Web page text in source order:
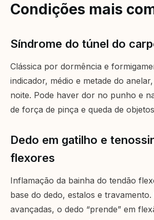
Condições mais
Síndrome do túnel do
Clássica por dormência e
indicador, médio e metade do
noite. Pode haver dor no punho e
de força de pinça e queda de
Dedo em gatilho e
flexores
Inflamação da bainha do tendão
base do dedo, estalos e travamento.
avançadas, o dedo “prende” em